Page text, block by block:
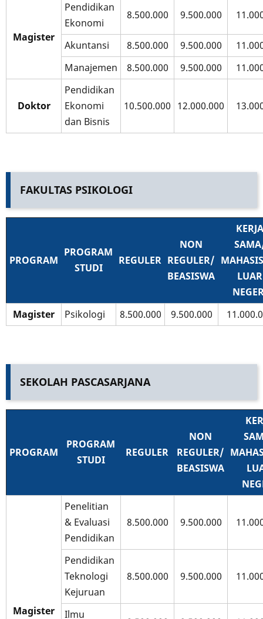
Magister
Pendidikan
Ekonomi
8.500.000 9.500.000
Akuntansi 8.500.000 9.500.000
Manajemen
8.500.000 9.500.000
Doktor
Pendidikan
Ekonomi
dan Bisnis
10.500.000 12.000.000
FAKULTAS PSIKOLOGI
PROGRAM
PROGRAM
STUDI
REGULER
NON
REGULER/
BEASISWA
KERJA
LUAR
Magister
Psikologi 8.500.000 9.500.000
SEKOLAH PASCASARJANA
PROGRAM
PROGRAM
STUDI
REGULER
NON
REGULER/
BEASISWA
Magister
Penelitian
& Evaluasi
Pendidikan
8.500.000 9.500.000
Pendidikan
Teknologi
Kejuruan
8.500.000 9.500.000
Ilmu